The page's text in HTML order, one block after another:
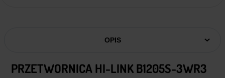
OPIS
PRZETWORNICA HI-LINK B1205S-3WR3